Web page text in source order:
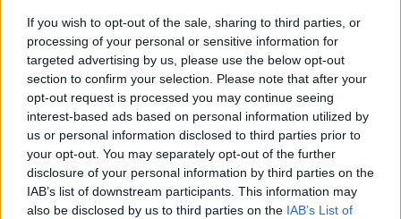
If you wish to opt-out of the sale, sharing to third parties, or
processing of your personal or sensitive information for
targeted advertising by us, please use the below opt-out
section to confirm your selection. Please note that after your
opt-out request is processed you may continue seeing
interest-based ads based on personal information utilized by
us or personal information disclosed to third parties prior to
your opt-out. You may separately opt-out of the further
disclosure of your personal information by third parties on the
IAB’s list of downstream participants. This information may
also be disclosed by us to third parties on the IAB’s List of
En cas de ronflement régulier et de tension suspecte, il est
conseillé de consulter un médecin. Ce dernier pourra orienter vers
un cardiologue ou un centre du sommeil pour réaliser une
polygraphie à domicile ou une polysomnographie en laboratoire.
Ces examens permettent de diagnostiquer précisément le
problème.
Certains profils doivent agir rapidement. Cela concerne notamment